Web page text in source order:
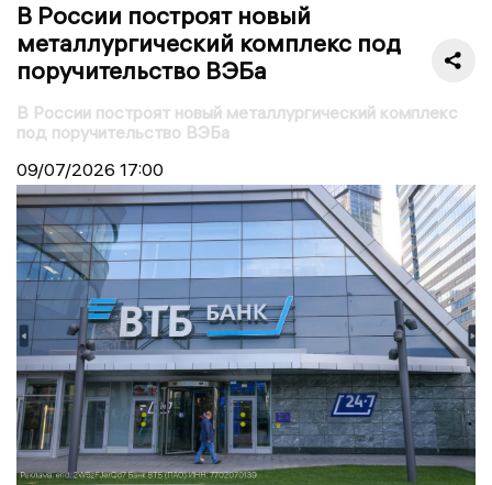
В России построят новый
металлургический комплекс под
поручительство ВЭБа
В России построят новый металлургический комплекс
под поручительство ВЭБа
09/07/2026 17:00